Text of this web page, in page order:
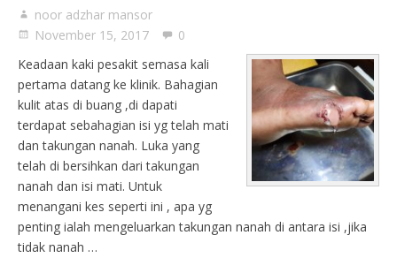
noor adzhar mansor
November 15, 2017
0
Keadaan kaki pesakit semasa kali
pertama datang ke klinik. Bahagian
kulit atas di buang ,di dapati
terdapat sebahagian isi yg telah mati
dan takungan nanah. Luka yang
telah di bersihkan dari takungan
nanah dan isi mati. Untuk
menangani kes seperti ini , apa yg
penting ialah mengeluarkan takungan nanah di antara isi ,jika
tidak nanah …